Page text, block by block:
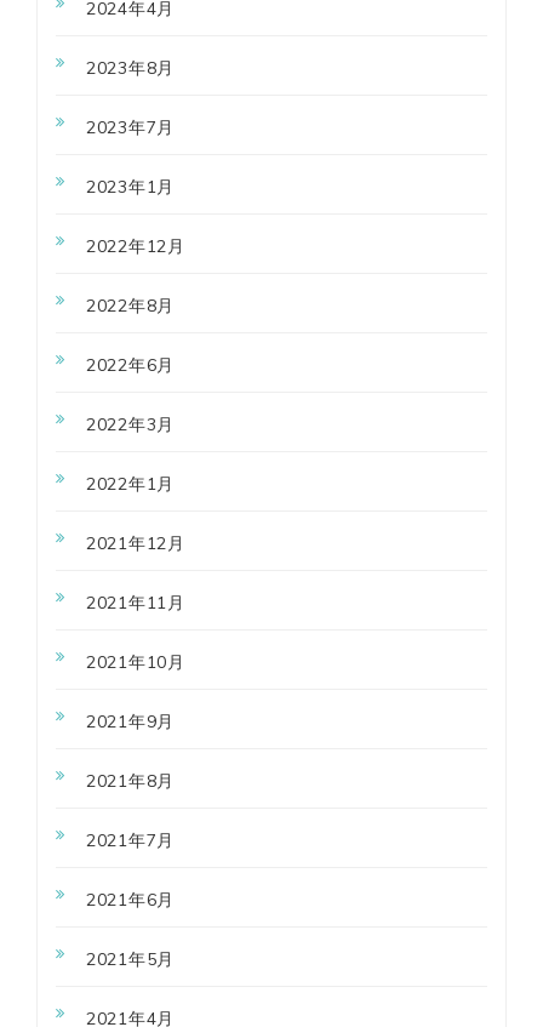
2024年4月
2023年8月
2023年7月
2023年1月
2022年12月
2022年8月
2022年6月
2022年3月
2022年1月
2021年12月
2021年11月
2021年10月
2021年9月
2021年8月
2021年7月
2021年6月
2021年5月
2021年4月